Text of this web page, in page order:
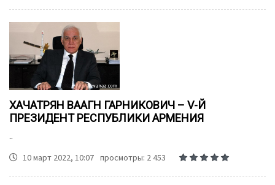
ХАЧАТРЯН ВААГН ГАРНИКОВИЧ – V-Й
ПРЕЗИДЕНТ РЕСПУБЛИКИ АРМЕНИЯ
..
10 март 2022, 10:07 просмотры: 2 453